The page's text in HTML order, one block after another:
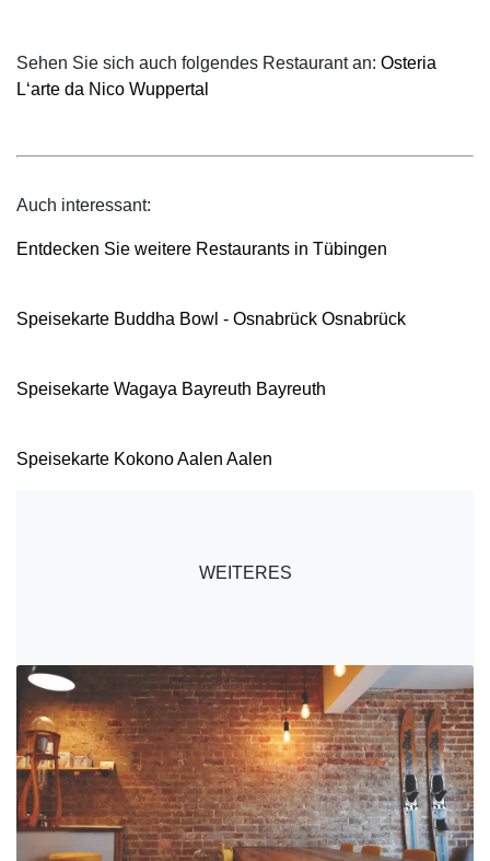
Sehen Sie sich auch folgendes Restaurant an: Osteria
L‘arte da Nico Wuppertal
Auch interessant:
Entdecken Sie weitere Restaurants in Tübingen
Speisekarte Buddha Bowl - Osnabrück Osnabrück
Speisekarte Wagaya Bayreuth Bayreuth
Speisekarte Kokono Aalen Aalen
WEITERES